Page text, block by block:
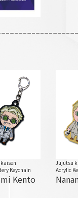
Keychain
Kento
Jujutsu
Acrylic